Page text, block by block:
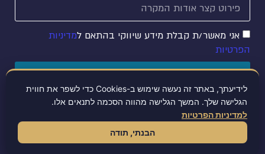
אני מאשר/ת קבלת מידע שיווקי בהתאם למדיניות
הפרטיות
שליחה
הצהרת נגישות
מדיניות פרטיות
© כל הזכויות שמורות למאי מרקוביץ - משרד עורכי דין - רשלנות רפואית
לידיעתך, באתר זה נעשה שימוש ב-Cookies כדי לשפר את חווית
הגלישה שלך. המשך הגלישה מהווה הסכמה לתנאים אלו.
למדיניות הפרטיות
הבנתי, תודה